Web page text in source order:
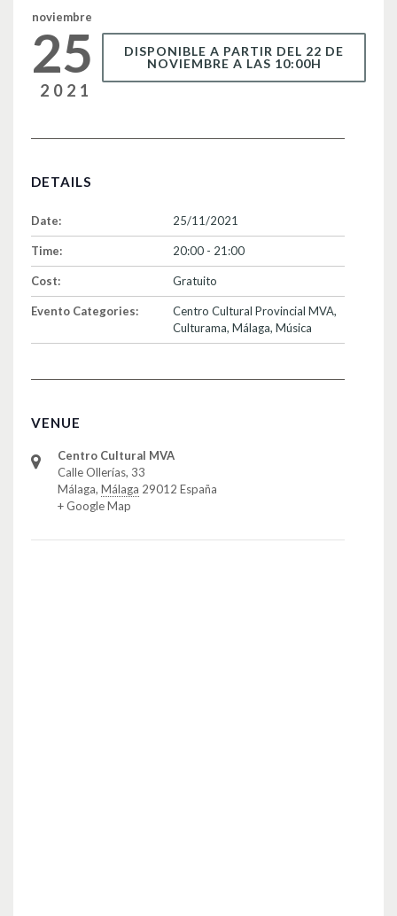
k
noviembre
25
2021
DISPONIBLE A PARTIR DEL 22 DE
NOVIEMBRE A LAS 10:00H
DETAILS
Date: 25/11/2021
Time: 20:00 - 21:00
Cost: Gratuito
Evento Categories: Centro Cultural Provincial MVA,
Culturama, Málaga, Música
VENUE
Centro Cultural MVA
Calle Ollerías, 33
Málaga, Málaga 29012 España
+ Google Map